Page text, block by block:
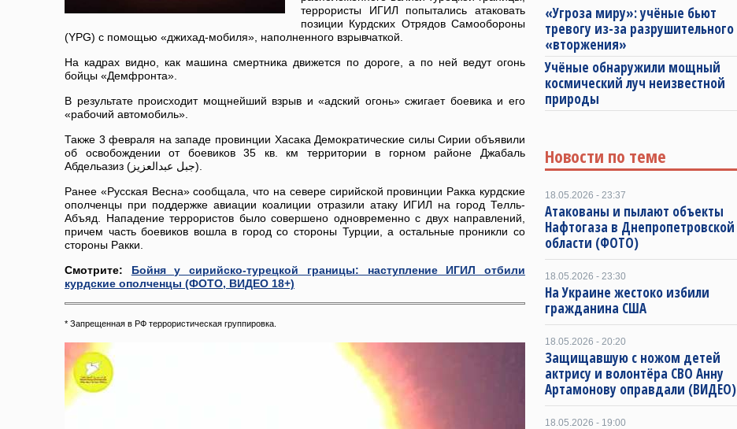
террористы ИГИЛ попытались атаковать
позиции Курдских Отрядов Самообороны
(YPG) с помощью «джихад-мобиля», наполненного взрывчаткой.
На кадрах видно, как машина смертника движется по дороге, а по ней ведут огонь
бойцы «Демфронта».
В результате происходит мощнейший взрыв и «адский огонь» сжигает боевика и его
«рабочий автомобиль».
Также 3 февраля на западе провинции Хасака Демократические силы Сирии объявили
об освобождении от боевиков 35 кв. км территории в горном районе Джабаль
Абдельазиз (جبل عبدالعزيز).
Ранее «Русская Весна» сообщала, что на севере сирийской провинции Ракка курдские
ополченцы при поддержке авиации коалиции отразили атаку ИГИЛ на город Телль-
Абъяд. Нападение террористов было совершено одновременно с двух направлений,
причем часть боевиков вошла в город со стороны Турции, а остальные проникли со
стороны Ракки.
Смотрите: Бойня у сирийско-турецкой границы: наступление ИГИЛ отбили
курдские ополченцы (ФОТО, ВИДЕО 18+)
* Запрещенная в РФ террористическая группировка.
«Угроза миру»: учёные бьют
тревогу из-за разрушительного
«вторжения»
Учёные обнаружили мощный
космический луч неизвестной
природы
Новости по теме
18.05.2026 - 23:37
Атакованы и пылают объекты
Нафтогаза в Днепропетровской
области (ФОТО)
18.05.2026 - 23:30
На Украине жестоко избили
гражданина США
18.05.2026 - 20:20
Защищавшую с ножом детей
актрису и волонтёра СВО Анну
Артамонову оправдали (ВИДЕО)
18.05.2026 - 19:00